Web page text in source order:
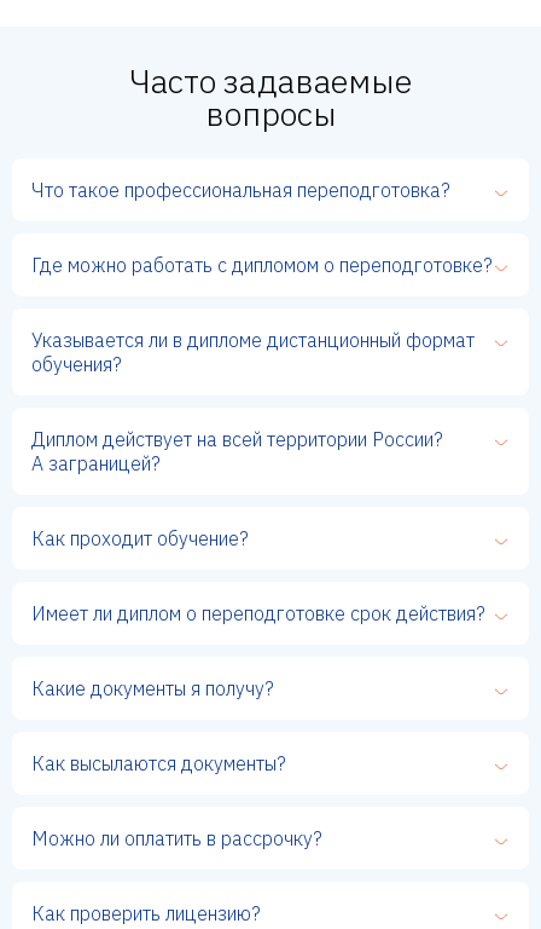
Часто задаваемые
вопросы
Что такое профессиональная переподготовка?
Где можно работать с дипломом о переподготовке?
Указывается ли в дипломе дистанционный формат
обучения?
Диплом действует на всей территории России?
А заграницей?
Как проходит обучение?
Имеет ли диплом о переподготовке срок действия?
Какие документы я получу?
Как высылаются документы?
Можно ли оплатить в рассрочку?
Как проверить лицензию?